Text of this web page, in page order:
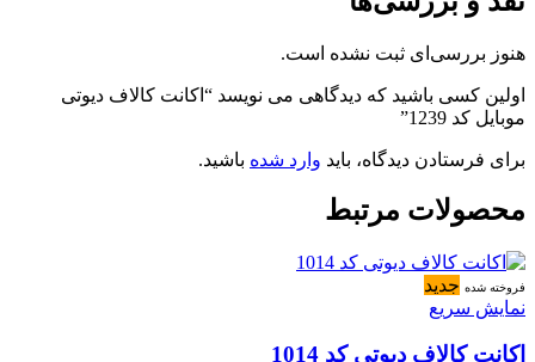
هنوز بررسی‌ای ثبت نشده است.
اولین کسی باشید که دیدگاهی می نویسد “اکانت کالاف دیوتی
موبایل کد 1239”
برای فرستادن دیدگاه، باید وارد شده باشید.
محصولات مرتبط
فروخته شده جدید
نمایش سریع
اکانت کالاف دیوتی کد 1014